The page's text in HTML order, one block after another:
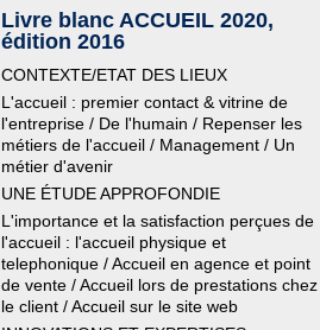
Livre blanc ACCUEIL 2020,
édition 2016
CONTEXTE/ETAT DES LIEUX
L'accueil : premier contact & vitrine de
l'entreprise / De l'humain / Repenser les
métiers de l'accueil / Management / Un
métier d'avenir
UNE ÉTUDE APPROFONDIE
L'importance et la satisfaction perçues de
l'accueil : l'accueil physique et
telephonique / Accueil en agence et point
de vente / Accueil lors de prestations chez
le client / Accueil sur le site web